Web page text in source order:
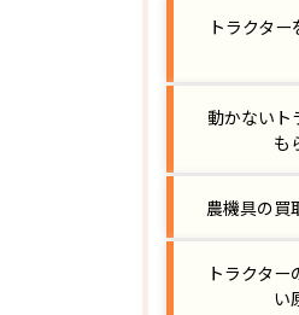
トラクタ
動かないト
も
農機具の買
トラクタ
い